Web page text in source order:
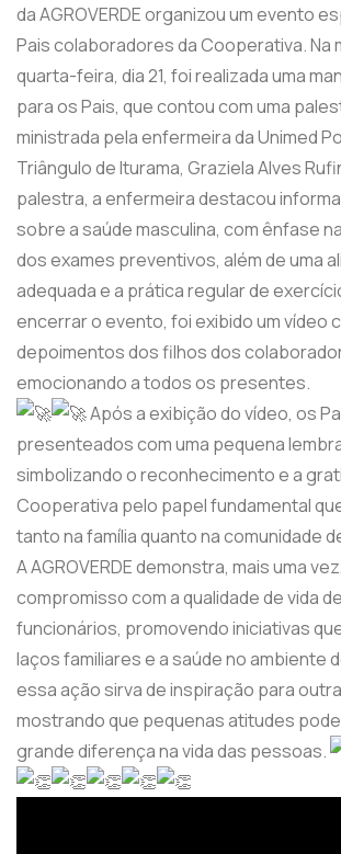
da AGROVERDE organizou um evento
Pais colaboradores da Cooperativa. Na
quarta-feira, dia 21, foi realizada uma
para os Pais, que contou com uma
ministrada pela enfermeira da Unimed
Triângulo de Iturama, Graziela Alves
palestra, a enfermeira destacou
sobre a saúde masculina, com ênfase
dos exames preventivos, além de uma
adequada e a prática regular de
encerrar o evento, foi exibido um vídeo
depoimentos dos filhos dos
emocionando a todos os presentes.
Após a exibição do vídeo, os
presenteados com uma pequena
simbolizando o reconhecimento e a
Cooperativa pelo papel fundamental
tanto na família quanto na comunidade
A AGROVERDE demonstra, mais uma
compromisso com a qualidade de vida
funcionários, promovendo iniciativas
laços familiares e a saúde no ambiente
essa ação sirva de inspiração para
mostrando que pequenas atitudes
grande diferença na vida das pessoas.